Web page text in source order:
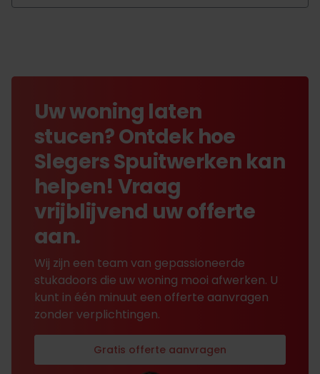
Uw woning laten
stucen? Ontdek hoe
Slegers Spuitwerken kan
helpen! Vraag
vrijblijvend uw offerte
aan.
Wij zijn een team van gepassioneerde
stukadoors die uw woning mooi afwerken. U
kunt in één minuut een offerte aanvragen
zonder verplichtingen.
Gratis offerte aanvragen